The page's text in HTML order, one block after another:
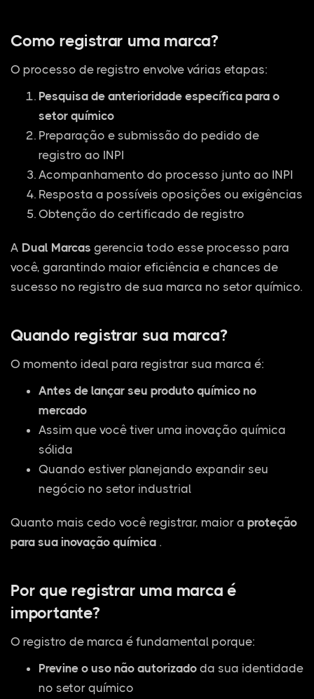
Como registrar uma marca?
O processo de registro envolve várias etapas:
Pesquisa de anterioridade específica para o
setor químico
Preparação e submissão do pedido de
registro ao INPI
Acompanhamento do processo junto ao INPI
Resposta a possíveis oposições ou exigências
Obtenção do certificado de registro
A Dual Marcas gerencia todo esse processo para
você, garantindo maior eficiência e chances de
sucesso no registro de sua marca no setor químico.
Quando registrar sua marca?
O momento ideal para registrar sua marca é:
Antes de lançar seu produto químico no
mercado
Assim que você tiver uma inovação química
sólida
Quando estiver planejando expandir seu
negócio no setor industrial
Quanto mais cedo você registrar, maior a proteção
para sua inovação química .
Por que registrar uma marca é
importante?
O registro de marca é fundamental porque:
Previne o uso não autorizado da sua identidade
no setor químico